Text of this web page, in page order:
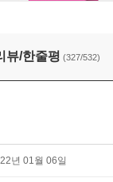
뷰/한줄평 (327/532)
년 01월 06일